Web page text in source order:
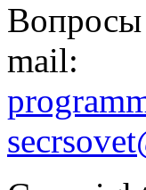
Вопросы
mail: